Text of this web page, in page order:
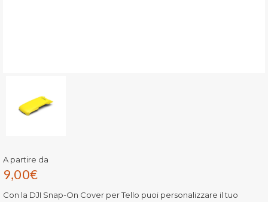
A partire da
9,00€
Con la DJI Snap-On Cover per Tello puoi personalizzare il tuo